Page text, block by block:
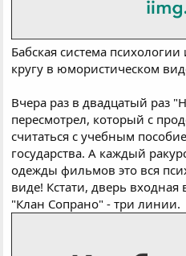
Бабская система
кругу в юмористическом
Вчера раз в двадцатый раз
пересмотрел, который с
считаться с учебным
государства. А каждый
одежды фильмов это вся
виде! Кстати, дверь входная
"Клан Сопрано" - три линии.